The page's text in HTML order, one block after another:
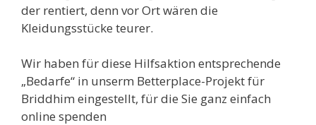
der rentiert, denn vor Ort wären die
Kleidungsstücke teurer.
Wir haben für diese Hilfsaktion entsprechende
„Bedarfe“ in unserm Betterplace-Projekt für
Briddhim eingestellt, für die Sie ganz einfach
online spenden